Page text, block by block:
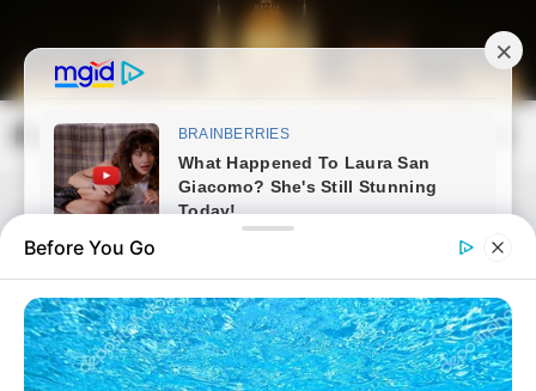
content
Magyarország Kincsei
Before You Go